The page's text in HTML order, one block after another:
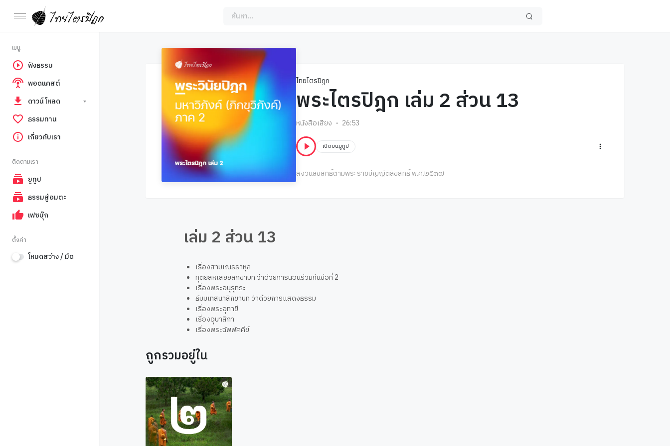
เมนู
ฟังธรรม
พอดแคสต์
ดาวน์โหลด
ธรรมทาน
เกี่ยวกับเรา
ติดตามเรา
ยูทูป
ธรรมสู่อมตะ
เฟซบุ๊ก
ตั้งค่า
โหมดสว่าง / มืด
ไทยไตรปิฎก
พระไตรปิฎก เล่ม 2 ส่วน 13
หนังสือเสียง 26:53
เปิดบนยูทูป
สงวนลิขสิทธิ์ตามพระราชบัญญัติลิขสิทธิ์ พ.ศ.๒๕๓๗
เล่ม 2 ส่วน 13
เรื่องสามเณรราหุล
ทุติยสหเสยยสิกขาบท ว่าด้วยการนอนร่วมกันข้อที่ 2
เรื่องพระอนุรุทธะ
ธัมมเทสนาสิกขาบท ว่าด้วยการแสดงธรรม
เรื่องพระอุทายี
เรื่องอุบาสิกา
เรื่องพระฉัพพัคคีย์
ถูกรวมอยู่ใน